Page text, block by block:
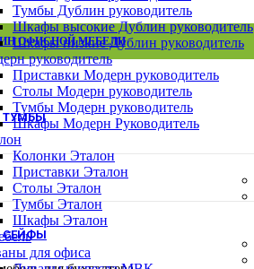
ОФИСНОЙ МЕБЕЛИ
Тумбы Дублин руководитель
Шкафы высокие Дублин руководитель
Шкафы низкие Дублин руководитель
руководитель
Приставки Модерн руководитель
Столы Модерн руководитель
Тумбы Модерн руководитель
Шкафы Модерн Руководитель
Колонки Эталон
Приставки Эталон
Столы Эталон
Тумбы Эталон
Шкафы Эталон
для офиса
Шкафы Эталон
Шкафы для сумок
Архивные шкафы
Бухгалтерские шкафы
Картотечные шкафы
Шкафы для раздевалок
Смотреть все шкафыВСЕ ШКАФЫ
ТУМБЫ
Тумбы Эталон
Тумбы Модерн персонал
Тумбы Модерн руководитель
Тумбы монолит персонал
Смотреть все тумбы
СЕЙФЫ
Взломостойкие сейфы